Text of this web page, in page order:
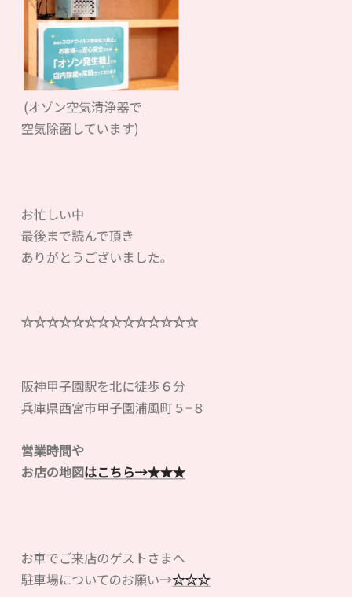
(オゾン空気清浄器で
空気除菌しています)
お忙しい中
最後まで読んで頂き
ありがとうございました。
☆☆☆☆☆☆☆☆☆☆☆☆☆☆
阪神甲子園駅を北に徒歩６分
兵庫県西宮市甲子園浦風町５−８
営業時間や
お店の地図はこちら→★★★
お車でご来店のゲストさまへ
駐車場についてのお願い→☆☆☆